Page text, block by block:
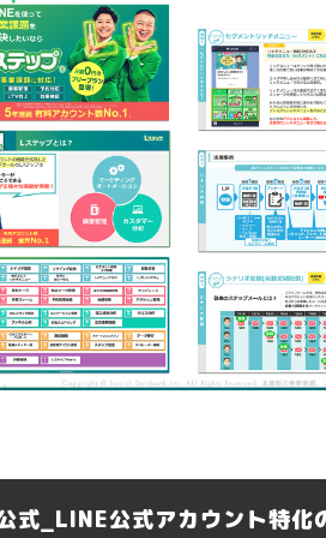
式_LINE公式アカウント特化